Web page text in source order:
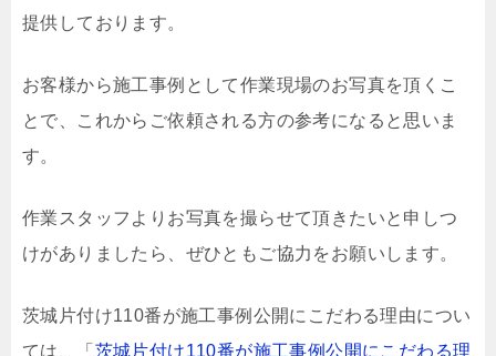
提供しております。
お客様から施工事例として作業現場のお写真を頂くこ
とで、これからご依頼される方の参考になると思いま
す。
作業スタッフよりお写真を撮らせて頂きたいと申しつ
けがありましたら、ぜひともご協力をお願いします。
茨城片付け110番が施工事例公開にこだわる理由につい
ては、「 茨城片付け110番が施工事例公開にこだわる理